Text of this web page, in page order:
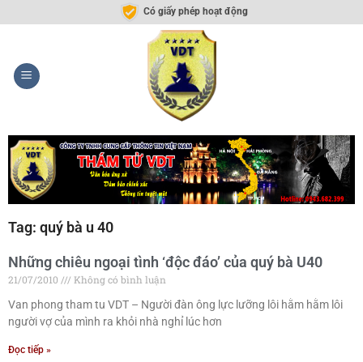
Có giấy phép hoạt động
Tag: quý bà u 40
Những chiêu ngoại tình ‘độc đáo’ của quý bà U40
21/07/2010
Không có bình luận
Van phong tham tu VDT – Người đàn ông lực lưỡng lôi hằm hằm lôi
người vợ của mình ra khỏi nhà nghỉ lúc hơn
Đọc tiếp »